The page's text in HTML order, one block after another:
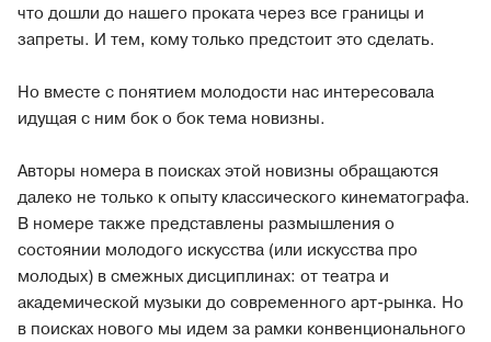
что дошли до нашего проката через все границы и
запреты. И тем, кому только предстоит это сделать.
Но вместе с понятием молодости нас интересовала
идущая с ним бок о бок тема новизны.
Авторы номера в поисках этой новизны обращаются
далеко не только к опыту классического кинематографа.
В номере также представлены размышления о
состоянии молодого искусства (или искусства про
молодых) в смежных дисциплинах: от театра и
академической музыки до современного арт-рынка. Но
в поисках нового мы идем за рамки конвенционального